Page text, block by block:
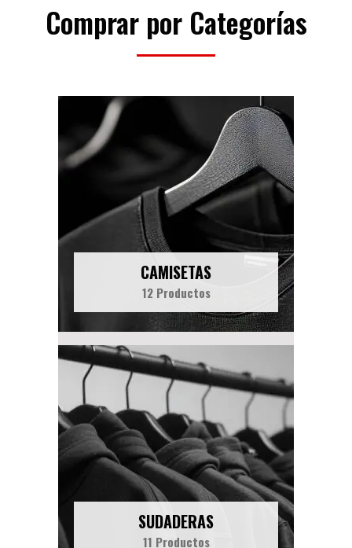
Comprar por Categorías
CAMISETAS
12 Productos
SUDADERAS
11 Productos